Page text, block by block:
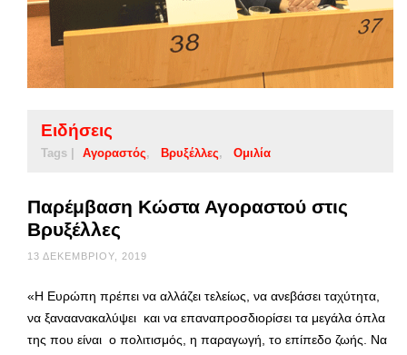
Ειδήσεις
Tags | Αγοραστός Βρυξέλλες Ομιλία
Παρέμβαση Κώστα Αγοραστού στις
Βρυξέλλες
13 ΔΕΚΕΜΒΡΊΟΥ, 2019
«Η Ευρώπη πρέπει να αλλάζει τελείως, να ανεβάσει ταχύτητα,
να ξαναανακαλύψει και να επαναπροσδιορίσει τα μεγάλα όπλα
της που είναι ο πολιτισμός, η παραγωγή, το επίπεδο ζωής. Να